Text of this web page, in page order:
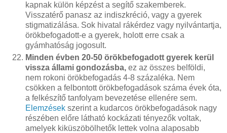
kapnak külön képzést a segítő szakemberek.
Visszatérő panasz az indiszkréció, vagy a gyerek
stigmatizálása. Sok hivatal rákérdez vagy nyilvántartja,
örökbefogadott-e a gyerek, holott erre csak a
gyámhatóság jogosult.
Minden évben 20-50 örökbefogadott gyerek kerül
vissza állami gondozásba, ez az összes belföldi,
nem rokoni örökbefogadás 4-8 százaléka. Nem
csökken a felbontott örökbefogadások száma évek óta,
a felkészítő tanfolyam bevezetése ellenére sem.
Elemzések szerint a kudarcos örökbefogadások nagy
részében előre látható kockázati tényezők voltak,
amelyek kiküszöbölhetők lettek volna alaposabb